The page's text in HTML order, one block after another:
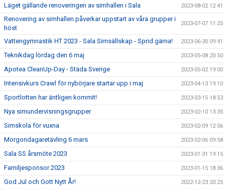
Läget gällande renoveringen av simhallen i Sala 2023-08-02 12:41
Renovering av simhallen påverkar uppstart av våra grupper i
höst
2023-07-07 11:25
Vattengymnastik HT 2023 - Sala Simsällskap - Sprid gärna! 2023-06-30 09:41
Teknikdag lördag den 6 maj 2023-05-08 20:50
Apotea CleanUp-Day - Städa Sverige 2023-05-02 19:00
Intensivkurs Crawl för nybörjare startar upp i maj 2023-04-13 19:10
Sportlotten har äntligen kommit! 2023-03-15 18:53
Nya simundervisningsgrupper 2023-02-10 13:35
Simskola för vuxna 2023-02-09 12:06
Morgondagaretävling 6 mars 2023-02-06 09:58
Sala SS årsmöte 2023 2023-01-31 19:15
Familjesponsor 2023 2023-01-15 18:36
God Jul och Gott Nytt År! 2022-12-23 20:25